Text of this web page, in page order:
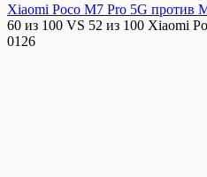
Xiaomi Poco M7 Pro 5G против
60 из 100 VS 52 из 100 Xiaomi
0126